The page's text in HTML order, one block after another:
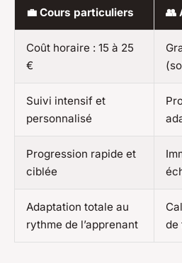
💼 Cours particuliers 👥
Coût horaire : 15 à 25
€
Suivi intensif et
personnalisé
Progression rapide et
ciblée
Adaptation totale au
rythme de l’apprenant
de